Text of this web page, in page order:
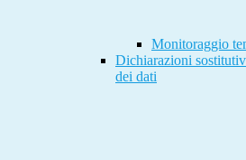
Monitoraggio
Dichiarazioni
dei dati